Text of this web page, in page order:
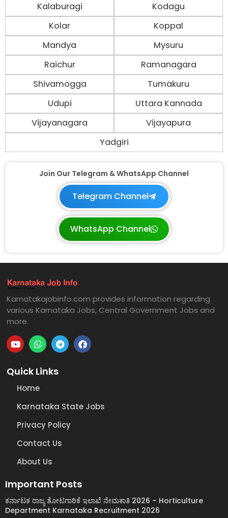
Kalaburagi
Kodagu
Kolar
Koppal
Mandya
Mysuru
Raichur
Ramanagara
Shivamogga
Tumakuru
Udupi
Uttara Kannada
Vijayanagara
Vijayapura
Yadgiri
Join Our Telegram & WhatsApp Channel
Telegram Channel
WhatsApp Channel
Karnatakajobinfo.com provides information regarding
various Karnataka Jobs, Central Government Jobs and
more.
Quick Links
Home
Karnataka State Jobs
Privacy Policy
Contact Us
About Us
Important Posts
ಕರ್ನಾಟಕ ರಾಜ್ಯ ತೋಟಗಾರಿಕೆ ಇಲಾಖೆ ನೇಮಕಾತಿ 2026 – Horticulture
Department Karnataka Recruitment 2026